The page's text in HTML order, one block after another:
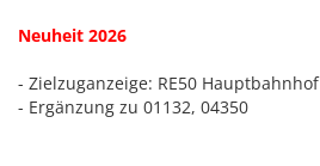
Neuheit 2026
- Zielzuganzeige: RE50 Hauptbahnhof
- Ergänzung zu 01132, 04350